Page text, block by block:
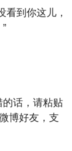
看到你这儿，
话，请粘贴
博好友，支